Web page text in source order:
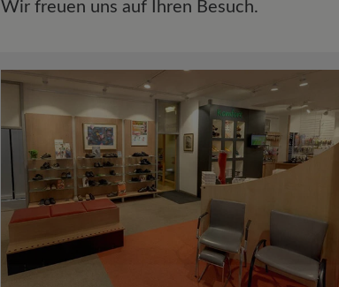
Wir freuen uns auf Ihren Besuch.